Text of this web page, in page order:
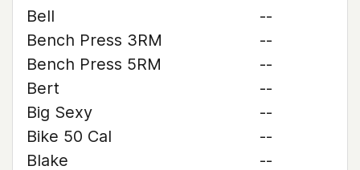
Bell
--
Bench Press 3RM
--
Bench Press 5RM
--
Bert
--
Big Sexy
--
Bike 50 Cal
--
Blake
--